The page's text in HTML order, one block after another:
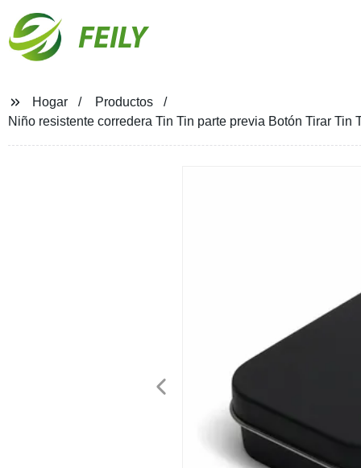
FEILY
Hogar
Productos
Niño resistente corredera Tin Tin parte previa Botón Tirar